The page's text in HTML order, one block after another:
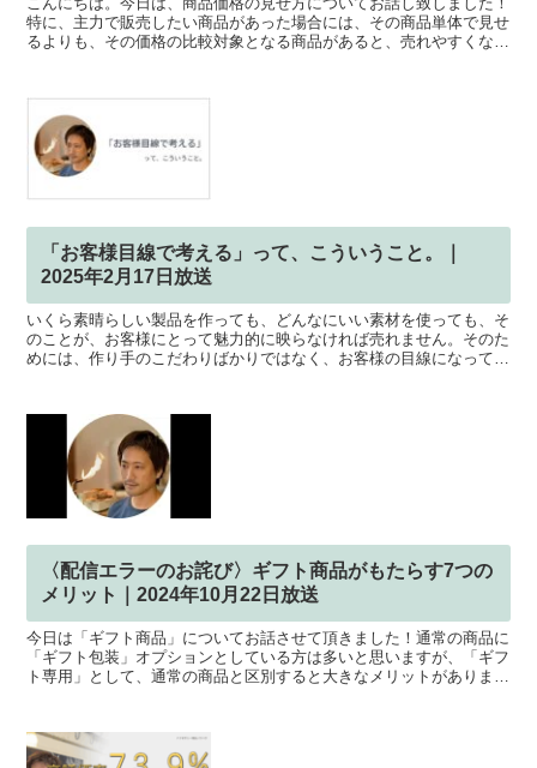
特に、主力で販売したい商品があった場合には、その商品単体で見せ
るよりも、その価格の比較対象となる商品があると、売れやすくなり
「お客様目線で考える」って、こういうこと。｜
2025年2月17日放送
いくら素晴らしい製品を作っても、どんなにいい素材を使っても、そ
のことが、お客様にとって魅力的に映らなければ売れません。そのた
めには、作り手のこだわりばかりではなく、お客様の目線になってコ
〈配信エラーのお詫び〉ギフト商品がもたらす7つの
メリット｜2024年10月22日放送
今日は「ギフト商品」についてお話させて頂きました！通常の商品に
「ギフト包装」オプションとしている方は多いと思いますが、「ギフ
ト専用」として、通常の商品と区別すると大きなメリットがありま